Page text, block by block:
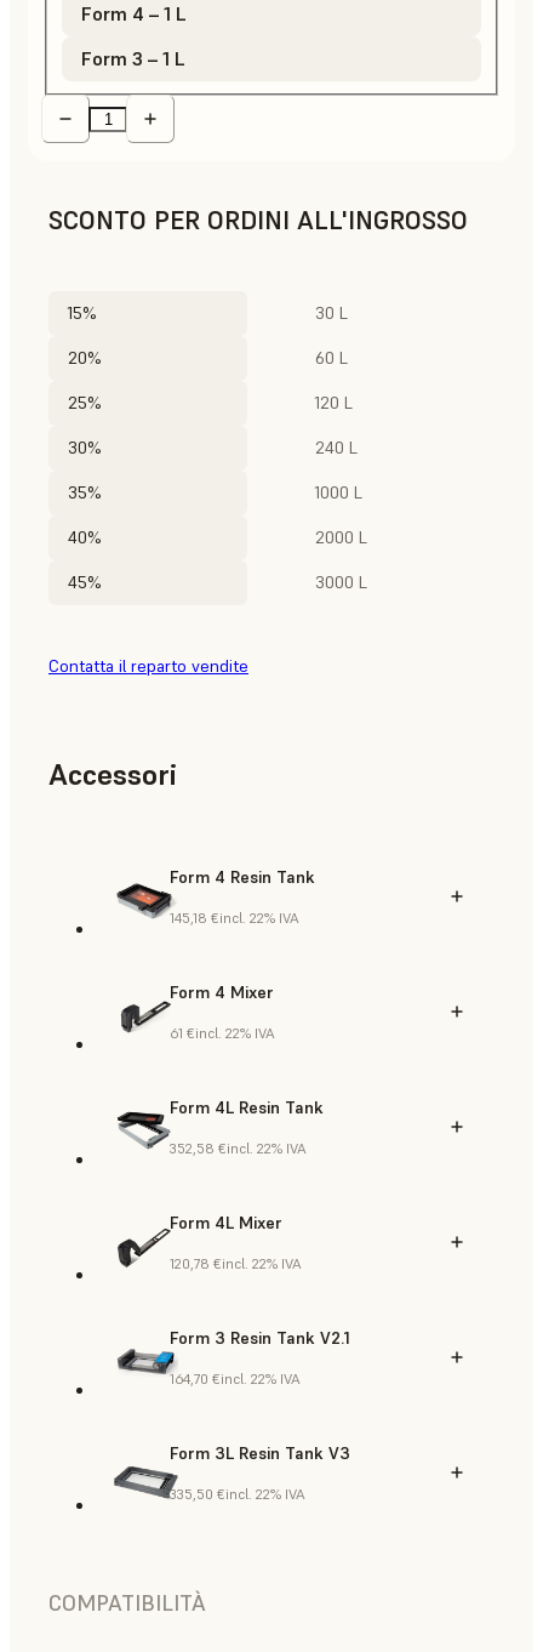
Form 4 – 1 L
Form 3 – 1 L
SCONTO PER ORDINI ALL'INGROSSO
15% 30 L
20% 60 L
25% 120 L
30% 240 L
35% 1000 L
40% 2000 L
45% 3000 L
Contatta il reparto vendite
Accessori
Form 4 Resin Tank
145,18 €incl. 22% IVA
Form 4 Mixer
61 €incl. 22% IVA
Form 4L Resin Tank
352,58 €incl. 22% IVA
Form 4L Mixer
120,78 €incl. 22% IVA
Form 3 Resin Tank V2.1
164,70 €incl. 22% IVA
Form 3L Resin Tank V3
335,50 €incl. 22% IVA
COMPATIBILITÀ